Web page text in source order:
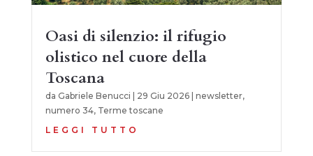
Oasi di silenzio: il rifugio
olistico nel cuore della
Toscana
da Gabriele Benucci 29 Giu 2026| newsletter,
numero 34, Terme toscane
LEGGI TUTTO